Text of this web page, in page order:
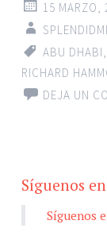
15 MARZO,
ABU DHABI
RICHARD
DEJA UN
Síguenos
Síguenos